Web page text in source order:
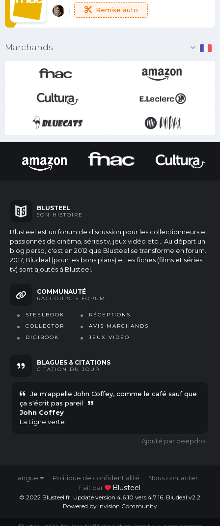
Remise auto
Marchands
BLUSTEEL
SON HISTOIRE
Blusteel est un forum de discussion pour les collectionneurs et
passionnés de cinéma, séries tv, jeux vidéo etc... Au départ un
blog perso, c'est en 2012 que Blusteel se transforme en forum.
2017, Bludeal (pour les bons plans) et les fiches (films et séries
tv) sont ajoutés à Blusteel.
COMMUNAUTÉ
RACCOURCIS FORUM
STEELBOOK
COLLECTOR
DIGIBOOK
RÉCEPTIONS
AVIS MARCHANDS
JEUX VIDÉO
BLAGUES & CITATIONS
CITATION DU JOUR
Je m'appelle John Coffey, comme le café sauf que
ça s'écrit pas pareil
John Coffey
La Ligne verte
deepdro
Langue Politique de confidentialité
Nous contacter
Fait par
Blusteel
© 2022 Blusteel.fr. Update version 4.6.10 vers 4.7.16. Bludeal v2.2
Powered by Invision Community